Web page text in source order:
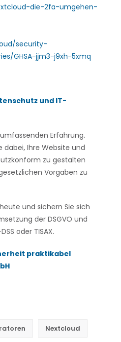
die-2fa-umgehen-
security-
GHSA-jjm3-j9xh-5xmq
und IT-
Erfahrung.
dabei, Ihre Website und
zu gestalten
Vorgaben zu
und sichern Sie sich
der DSGVO und
oder TISAX.
praktikabel
Nextcloud